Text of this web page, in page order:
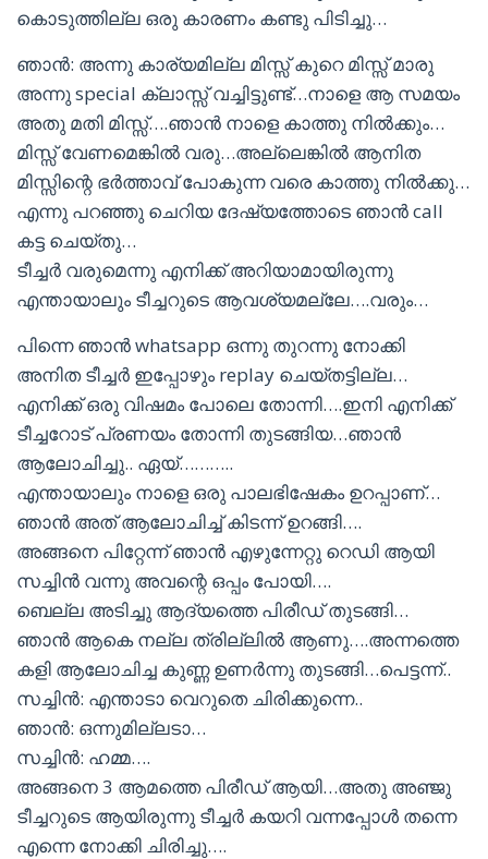
കൊടുത്തില്ല ഒരു കാരണം കണ്ടു പിടിച്ചു…
ഞാൻ: അന്നു കാര്യമില്ല മിസ്സ്‌ കുറെ മിസ്സ്‌ മാരു
അന്നു special ക്ലാസ്സ്‌ വച്ചിട്ടുണ്ട്…നാളെ ആ സമയം
അതു മതി മിസ്സ്….ഞാൻ നാളെ കാത്തു നിൽക്കും…
മിസ്സ് വേണമെങ്കിൽ വരു…അല്ലെങ്കിൽ ആനിത
മിസ്സിന്റെ ഭർത്താവ് പോകുന്ന വരെ കാത്തു നിൽക്കു…
എന്നു പറഞ്ഞു ചെറിയ ദേഷ്യത്തോടെ ഞാൻ call
കട്ട ചെയ്തു…
ടീച്ചർ വരുമെന്നു എനിക്ക് അറിയാമായിരുന്നു
എന്തായാലും ടീച്ചറുടെ ആവശ്യമല്ലേ….വരും…
പിന്നെ ഞാൻ whatsapp ഒന്നു തുറന്നു നോക്കി
അനിത ടീച്ചർ ഇപ്പോഴും replay ചെയ്‌തട്ടില്ല…
എനിക്ക് ഒരു വിഷമം പോലെ തോന്നി….ഇനി എനിക്ക്
ടീച്ചറോട് പ്രണയം തോന്നി തുടങ്ങിയ…ഞാൻ
ആലോചിച്ചു.. ഏയ്………..
എന്തായാലും നാളെ ഒരു പാലഭിഷേകം ഉറപ്പാണ്…
ഞാൻ അത് ആലോചിച്ച് കിടന്ന് ഉറങ്ങി….
അങ്ങനെ പിറ്റേന്ന് ഞാൻ എഴുന്നേറ്റു റെഡി ആയി
സച്ചിൻ വന്നു അവന്റെ ഒപ്പം പോയി….
ബെല്ല അടിച്ചു ആദ്യത്തെ പിരീഡ് തുടങ്ങി…
ഞാൻ ആകെ നല്ല ത്രില്ലിൽ ആണു….അന്നത്തെ
കളി ആലോചിച്ച കുണ്ണ ഉണർന്നു തുടങ്ങി…പെട്ടന്ന്..
സച്ചിൻ: എന്താടാ വെറുതെ ചിരിക്കുന്നെ..
ഞാൻ: ഒന്നുമില്ലടാ…
സച്ചിൻ: ഹമ്മ….
അങ്ങനെ 3 ആമത്തെ പിരീഡ് ആയി…അതു അഞ്ജു
ടീച്ചറുടെ ആയിരുന്നു ടീച്ചർ കയറി വന്നപ്പോൾ തന്നെ
എന്നെ നോക്കി ചിരിച്ചു….